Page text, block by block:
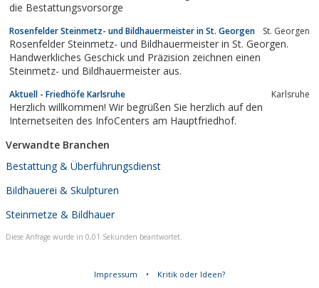
die Bestattungsvorsorge
Rosenfelder Steinmetz- und Bildhauermeister in St. Georgen St. Georgen
Rosenfelder Steinmetz- und Bildhauermeister in St. Georgen.
Handwerkliches Geschick und Präzision zeichnen einen
Steinmetz- und Bildhauermeister aus.
Aktuell - Friedhöfe Karlsruhe Karlsruhe
Herzlich willkommen! Wir begrüßen Sie herzlich auf den
Internetseiten des InfoCenters am Hauptfriedhof.
Verwandte Branchen
Bestattung & Überführungsdienst
Bildhauerei & Skulpturen
Steinmetze & Bildhauer
Diese Anfrage wurde in 0,01 Sekunden beantwortet.
Impressum • Kritik oder Ideen?